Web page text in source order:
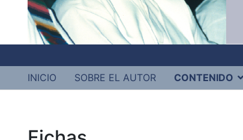
INICIO SOBRE EL AUTOR CONTENIDO